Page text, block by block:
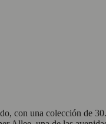
con una colección de